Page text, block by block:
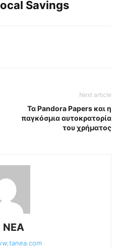
Savings
Next article
Τα Pandora Papers και η
παγκόσμια αυτοκρατορία
του χρήματος
NEA